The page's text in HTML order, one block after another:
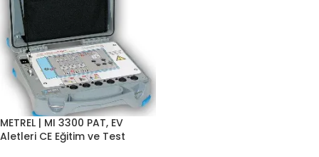
METREL | MI 3300 PAT, EV
Aletleri CE Eğitim ve Test